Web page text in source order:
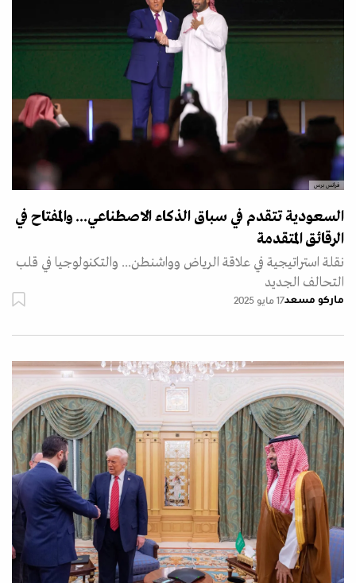
فرانس برس
السعودية تتقدم في سباق الذكاء الاصطناعي... والمفتاح في
الرقائق المتقدمة
نقلة استراتيجية في علاقة الرياض وواشنطن... والتكنولوجيا في قلب
التحالف الجديد
ماركو مسعد17 مايو 2025